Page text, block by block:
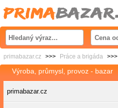
primabazar.cz >>> Práce a brigáda >>>
Výroba, průmysl, provoz - bazar
primabazar.cz